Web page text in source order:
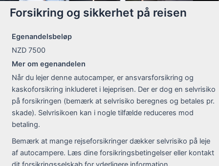
Forsikring og sikkerhet på reisen
Egenandelsbeløp
NZD 7500
Mer om egenandelen
Når du lejer denne autocamper, er ansvarsforsikring og
kaskoforsikring inkluderet i lejeprisen. Der er dog en selvrisiko
på forsikringen (bemærk at selvrisiko beregnes og betales pr.
skade). Selvrisikoen kan i nogle tilfælde reduceres mod
betaling.
Bemærk at mange rejseforsikringer dækker selvrisiko på leje
af autocampere. Læs dine forsikringsbetingelser eller kontakt